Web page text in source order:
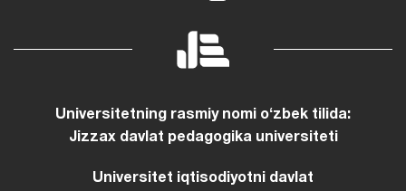
Universitetning rasmiy nomi oʻzbek tilida:
Jizzax davlat pedagogika universiteti
Universitet iqtisodiyotni davlat